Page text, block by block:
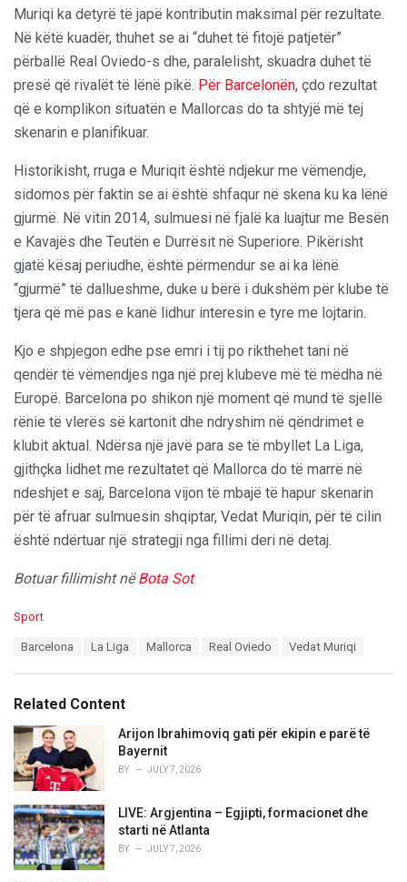
Muriqi ka detyrë të japë kontributin maksimal për rezultate.
Në këtë kuadër, thuhet se ai “duhet të fitojë patjetër”
përballë Real Oviedo-s dhe, paralelisht, skuadra duhet të
presë që rivalët të lënë pikë. Për Barcelonën, çdo rezultat
që e komplikon situatën e Mallorcas do ta shtyjë më tej
skenarin e planifikuar.
Historikisht, rruga e Muriqit është ndjekur me vëmendje,
sidomos për faktin se ai është shfaqur në skena ku ka lënë
gjurmë. Në vitin 2014, sulmuesi në fjalë ka luajtur me Besën
e Kavajës dhe Teutën e Durrësit në Superiore. Pikërisht
gjatë kësaj periudhe, është përmendur se ai ka lënë
“gjurmë” të dallueshme, duke u bërë i dukshëm për klube të
tjera që më pas e kanë lidhur interesin e tyre me lojtarin.
Kjo e shpjegon edhe pse emri i tij po rikthehet tani në
qendër të vëmendjes nga një prej klubeve më të mëdha në
Europë. Barcelona po shikon një moment që mund të sjellë
rënie të vlerës së kartonit dhe ndryshim në qëndrimet e
klubit aktual. Ndërsa një javë para se të mbyllet La Liga,
gjithçka lidhet me rezultatet që Mallorca do të marrë në
ndeshjet e saj, Barcelona vijon të mbajë të hapur skenarin
për të afruar sulmuesin shqiptar, Vedat Muriqin, për të cilin
është ndërtuar një strategji nga fillimi deri në detaj.
Botuar fillimisht nëBota Sot
C
o
r
i
e
s
:
Sport
:
Barcelona La Liga Mallorca Real Oviedo Vedat Muriqi
Related Content
Arijon Ibrahimoviq gati për ekipin e parë të
Bayernit
BY JULY 7, 2026
LIVE: Argjentina – Egjipti, formacionet dhe
starti në Atlanta
BY JULY 7, 2026